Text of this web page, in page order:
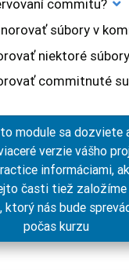
commitu?
súbory v
niektoré
commitnuté
module sa dozviete
verzie vášho
informáciami,
časti tiež založíme
ktorý nás bude
počas kurzu